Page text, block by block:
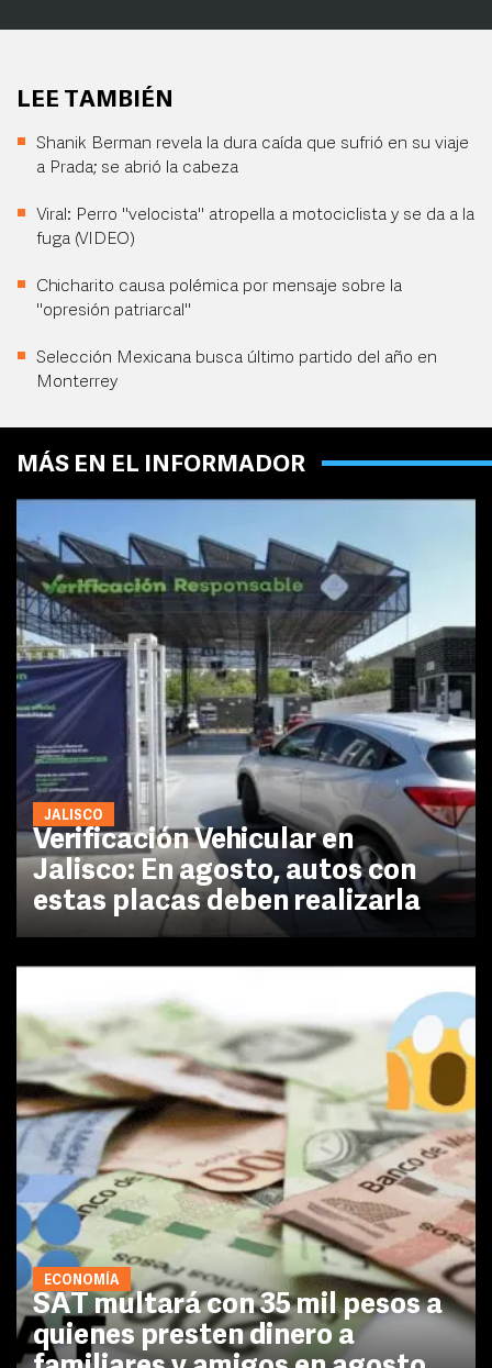
LEE TAMBIÉN
Shanik Berman revela la dura caída que sufrió en su viaje
a Prada; se abrió la cabeza
Viral: Perro "velocista" atropella a motociclista y se da a la
fuga (VIDEO)
Chicharito causa polémica por mensaje sobre la
"opresión patriarcal"
Selección Mexicana busca último partido del año en
Monterrey
MÁS EN EL INFORMADOR
JALISCO
Verificación Vehicular en
Jalisco: En agosto, autos con
estas placas deben realizarla
ECONOMÍA
SAT multará con 35 mil pesos a
quienes presten dinero a